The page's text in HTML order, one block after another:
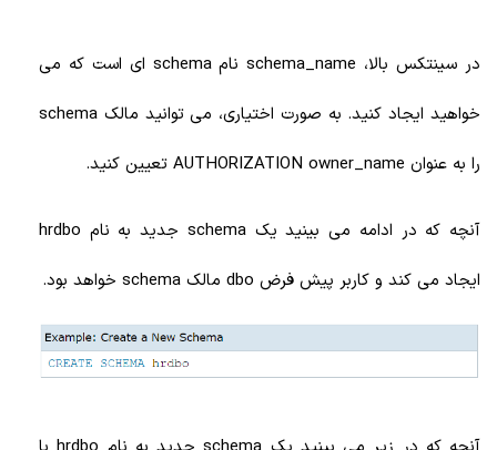
در سینتکس بالا، schema_name نام schema ای است که می
خواهید ایجاد کنید. به صورت اختیاری، می توانید مالک schema
را به عنوان AUTHORIZATION owner_name تعیین کنید.
آنچه که در ادامه می بینید یک schema جدید به نام hrdbo
ایجاد می کند و کاربر پیش فرض dbo مالک schema خواهد بود.